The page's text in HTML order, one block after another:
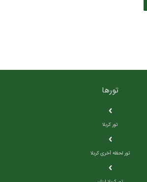
تورها
تور کربلا
تور لحظه آخری کربلا